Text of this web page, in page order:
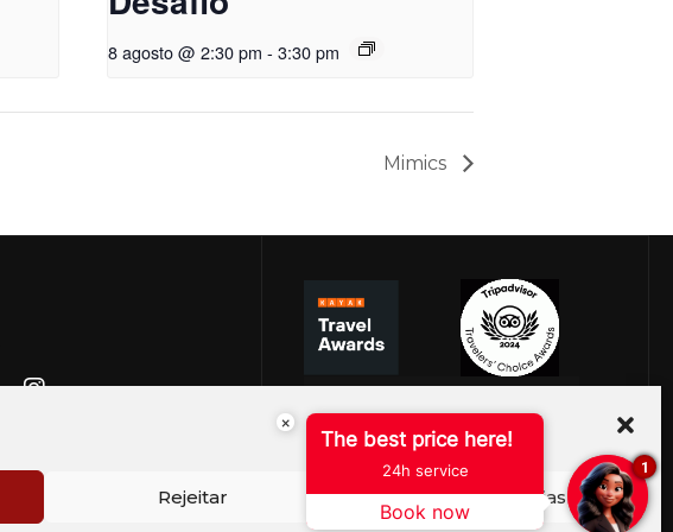
Rejeitar Ver preferências
8 agosto @ 2:30 pm - 3:30 pm
Mimics
×
The best price here!
24h service
Book now
1